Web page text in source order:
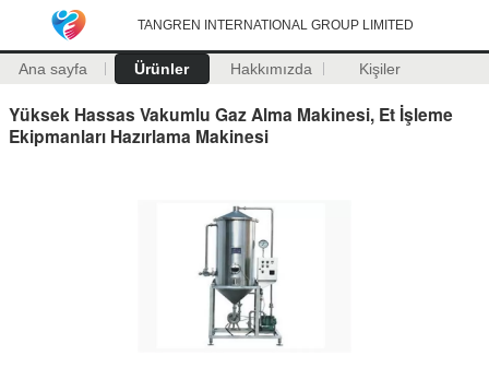
TANGREN INTERNATIONAL GROUP LIMITED
Ana sayfa Ürünler Hakkımızda Kişiler
Yüksek Hassas Vakumlu Gaz Alma Makinesi, Et İşleme
Ekipmanları Hazırlama Makinesi